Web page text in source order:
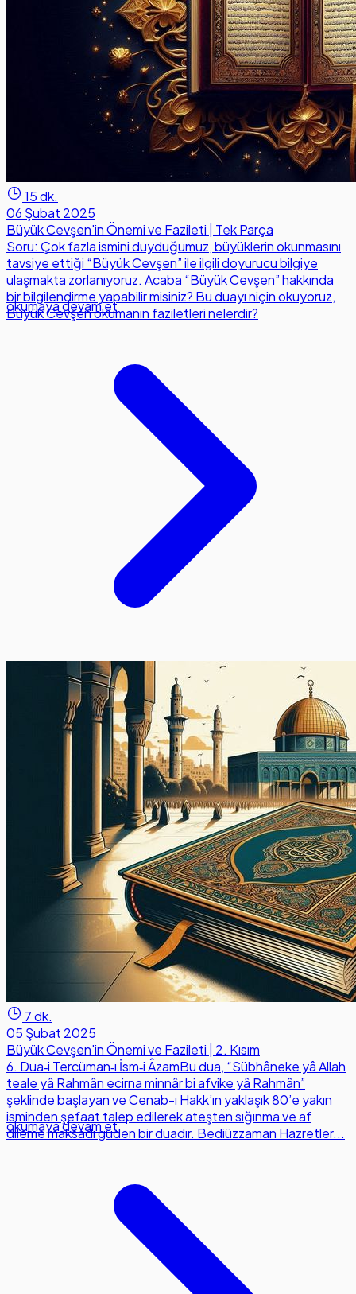
15 dk.
06 Şubat 2025
Büyük Cevşen'in Önemi ve Fazileti | Tek Parça
Soru: Çok fazla ismini duyduğumuz, büyüklerin okunmasını
tavsiye ettiği “Büyük Cevşen” ile ilgili doyurucu bilgiye
ulaşmakta zorlanıyoruz. Acaba “Büyük Cevşen” hakkında
bir bilgilendirme yapabilir misiniz? Bu duayı niçin okuyoruz,
Büyük Cevşen okumanın faziletleri nelerdir?
okumaya devam et
7 dk.
05 Şubat 2025
Büyük Cevşen'in Önemi ve Fazileti | 2. Kısım
6. Dua‑i Tercüman‑ı İsm‑i ÂzamBu dua, “Sübhâneke yâ Allah
teale yâ Rahmân ecirna minnâr bi afvike yâ Rahmân”
şeklinde başlayan ve Cenab-ı Hakk’ın yaklaşık 80’e yakın
isminden şefaat talep edilerek ateşten sığınma ve af
dileme maksadı güden bir duadır. Bediüzzaman Hazretler...
okumaya devam et